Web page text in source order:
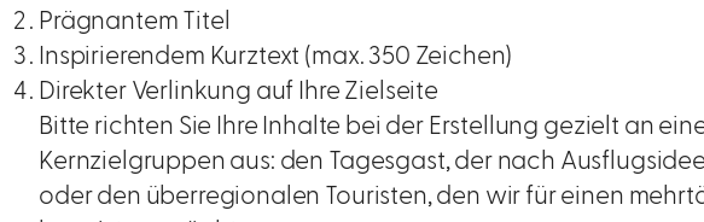
Prägnantem Titel
Inspirierendem Kurztext (max. 350 Zeichen)
Direkter Verlinkung auf Ihre Zielseite
Bitte richten Sie Ihre Inhalte bei der Erstellung gezielt an
Kernzielgruppen aus: den Tagesgast, der nach
oder den überregionalen Touristen, den wir für einen